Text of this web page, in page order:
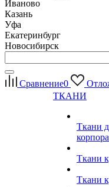
Иваново
Казань
Уфа
Екатеринбург
Новосибирск
Сравнение0
ТКАНИ
Ткани
Ткани
Ткани